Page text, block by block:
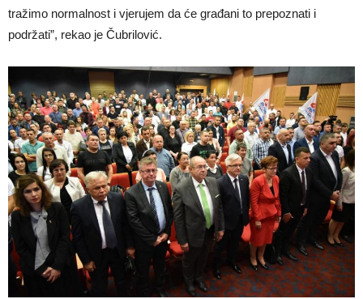
tražimo normalnost i vjerujem da će građani to prepoznati i
podržati”, rekao je Čubrilović.